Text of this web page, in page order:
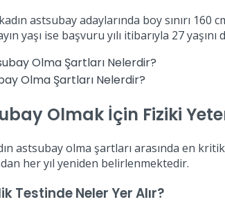
kadın astsubay adaylarında boy sınırı
yaşı ise başvuru yılı itibarıyla 27 yaşını
Olma Şartları Nelerdir?
Olmak İçin Fiziki
astsubay olma şartları arasında en
her yıl yeniden belirlenmektedir.
Testinde Neler Yer Alır?